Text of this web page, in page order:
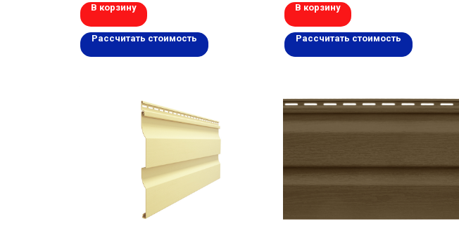
В корзину
Рассчитать стоимость
В корзину
Рассчитать стоимость